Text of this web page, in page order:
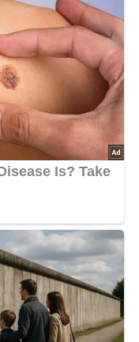
Sie sorgen
die kräftige
ist sie ideal